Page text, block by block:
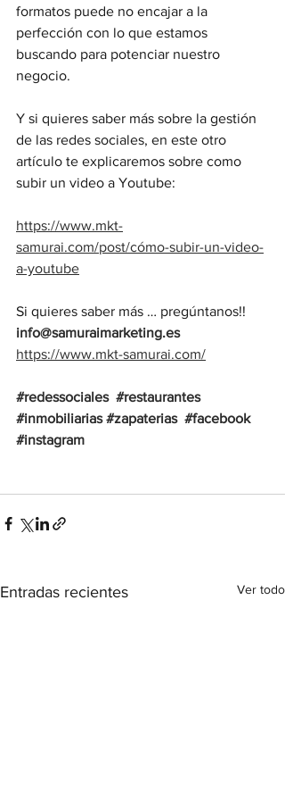
formatos puede no encajar a la
perfección con lo que estamos
buscando para potenciar nuestro
negocio.
Y si quieres saber más sobre la gestión
de las redes sociales, en este otro
artículo te explicaremos sobre como
subir un video a Youtube:
https://www.mkt-
samurai.com/post/cómo-subir-un-video-
a-youtube
Si quieres saber más … pregúntanos!!
info@samuraimarketing.es
https://www.mkt-samurai.com/
#redessociales #restaurantes
#inmobiliarias #zapaterias #facebook
#instagram
Entradas recientes Ver todo